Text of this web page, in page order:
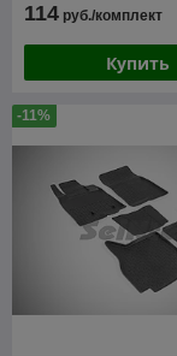
114 руб./комплект
Купить
-11%